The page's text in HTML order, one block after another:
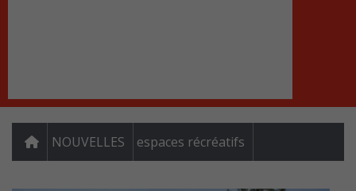
NOUVELLES espaces récréatifs